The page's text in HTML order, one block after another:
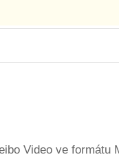
Video ve formátu